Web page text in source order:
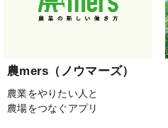
農mers（ノウマーズ）
農業をやりたい人と
農場をつなぐアプリ